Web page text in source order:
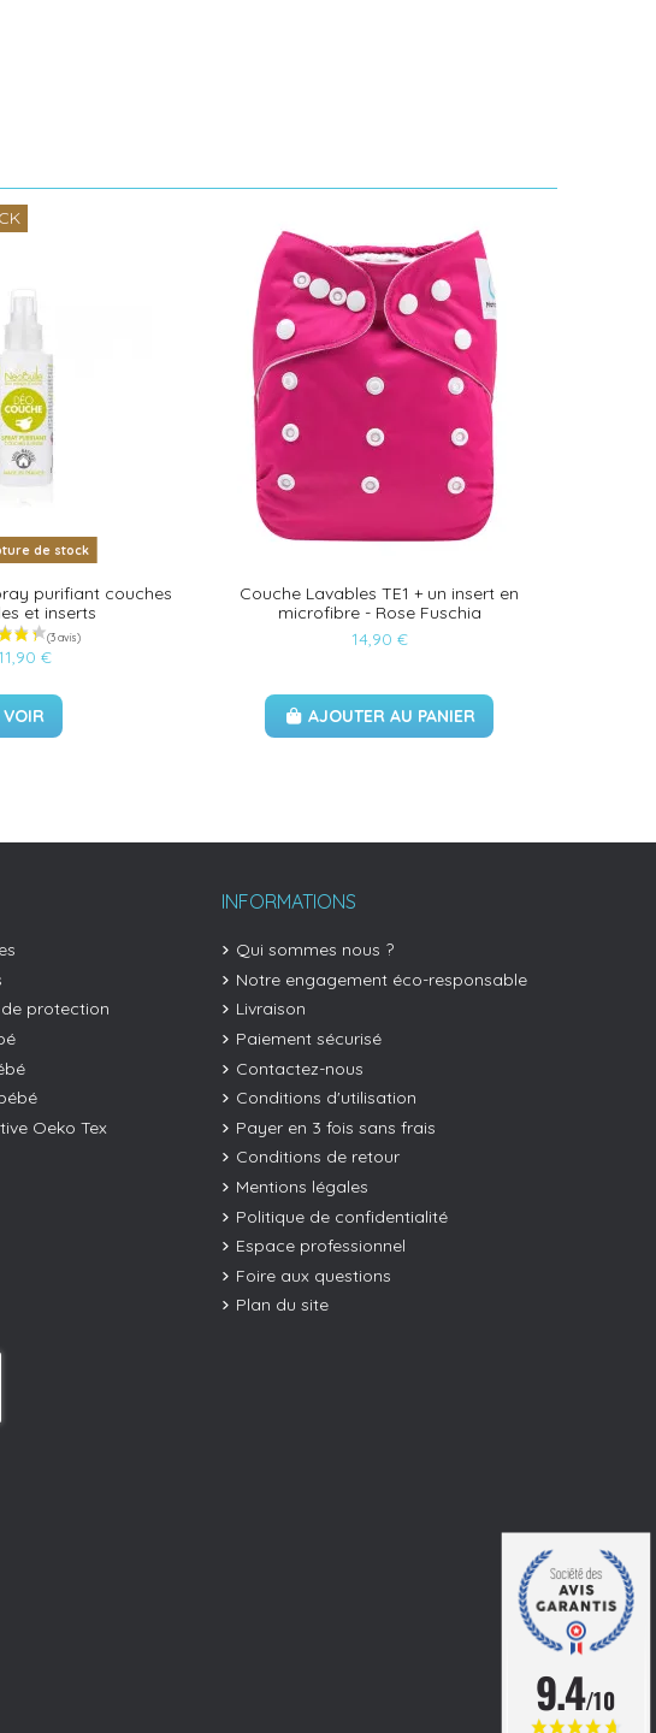
de stock
purifiant couches
et inserts
€
VOIR
Couche Lavables TE1 + un insert en
microfibre - Rose Fuschia
14,90 €
AJOUTER AU PANIER
protection
Oeko Tex
INFORMATIONS
Qui sommes nous ?
Notre engagement éco-responsable
Livraison
Paiement sécurisé
Contactez-nous
Conditions d'utilisation
Payer en 3 fois sans frais
Conditions de retour
Mentions légales
Politique de confidentialité
Espace professionnel
Foire aux questions
Plan du site
9.4/10